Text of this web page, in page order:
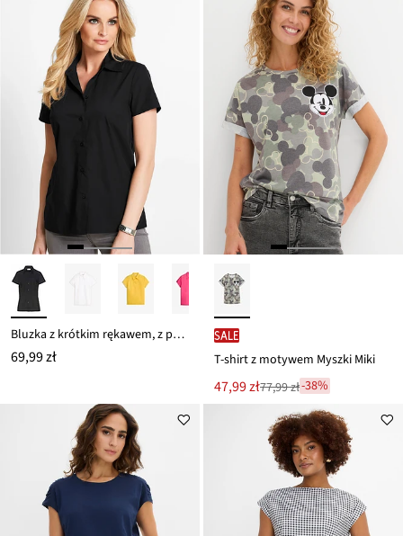
54,99 zł
Bluzka z krótkim rękawem, z popeliny
69,99 zł
SALE
T-shirt z motywem Myszki Miki
Nowa
cena
47,99 zł
Przeceniono
77,99 zł-38%